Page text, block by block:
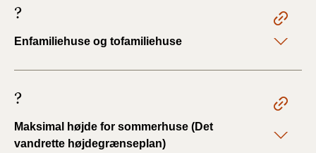
?
Enfamiliehuse og tofamiliehuse
?
Maksimal højde for sommerhuse (Det
vandrette højdegrænseplan)